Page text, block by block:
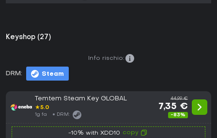
Keyshop (27)
DRM: Steam
Info rischio:
Temtem Steam Key GLOBAL
★5.0
1g fa DRM:
44,99 €
7,35 €
-83%
-10% with XDD10 copy